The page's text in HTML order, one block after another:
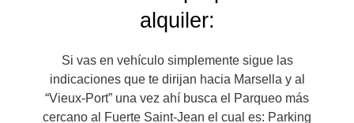
alquiler:
Si vas en vehículo simplemente sigue las
indicaciones que te dirijan hacia Marsella y al
“Vieux-Port” una vez ahí busca el Parqueo más
cercano al Fuerte Saint-Jean el cual es: Parking